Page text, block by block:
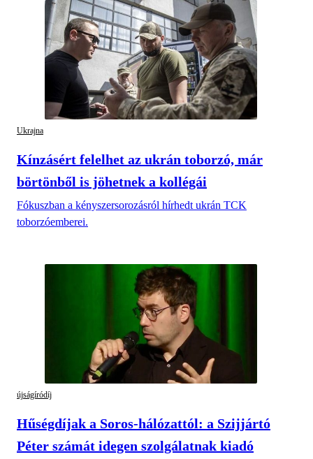
Ukrajna
Kínzásért felelhet az ukrán toborzó, már
börtönből is jöhetnek a kollégái
Fókuszban a kényszersorozásról hírhedt ukrán TCK
toborzóemberei.
újságíródíj
Hűségdíjak a Soros-hálózattól: a Szijjártó
Péter számát idegen szolgálatnak kiadó